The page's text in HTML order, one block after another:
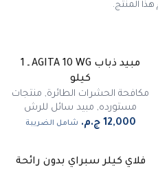
المنتج.
مبيد ذباب AGITA 10 WG ـ 1
كيلو
مكافحة الحشرات الطائرة, منتجات
مستورده, مبيد سائل للرش
شامل الضريبة
فلاي كيلر سبراي بدون رائحة